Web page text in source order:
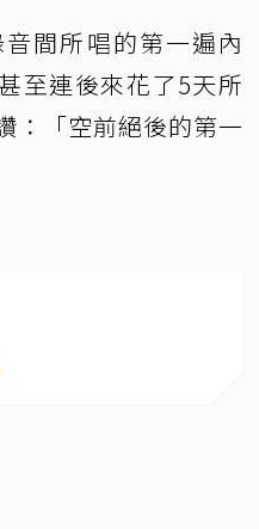
間所唱的第一遍內
至連後來花了5天所
：「空前絕後的第一